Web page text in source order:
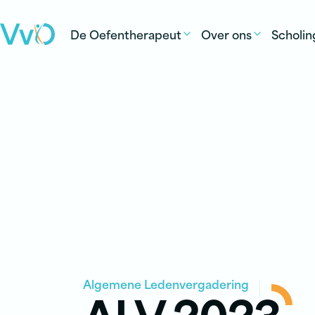
Ga naar de inhoudDe Oefentherapeut Over ons
Algemene Ledenvergadering